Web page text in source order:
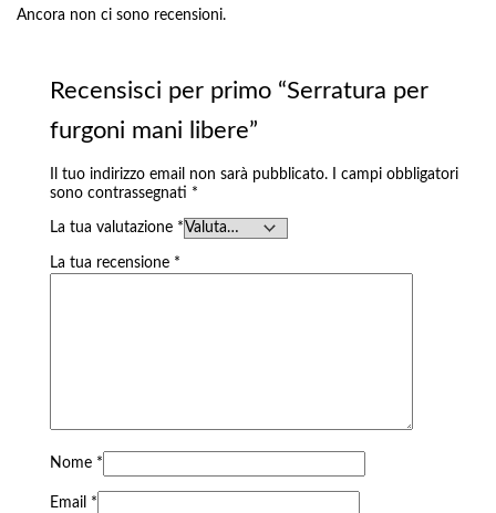
Ancora non ci sono recensioni.
Recensisci per primo “Serratura per
furgoni mani libere”
Il tuo indirizzo email non sarà pubblicato.
I campi obbligatori
sono contrassegnati *
La tua valutazione *
La tua recensione *
Nome *
Email *